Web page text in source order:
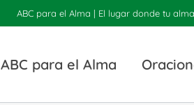
ABC para el Alma | El lugar donde tu
ABC para el Alma